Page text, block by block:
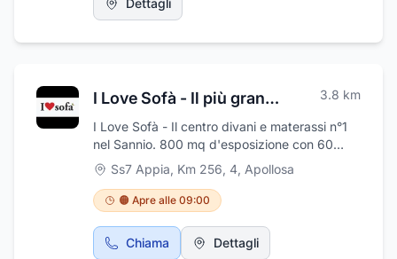
privati e aziende.L’ esperienza acquisita negli
a soddisfare ogni esigenza nel campo della
industriale. certificazioni impianti,
Dettagli
I Love Sofà - Il più grande centro divani e materassi del Sannio 3.8 km
I Love Sofà - Il centro divani e materassi n°1
nel Sannio. 800 mq d'esposizione con 60
modelli di divani in expò, centro materassi con
ampio spazio dedicato e 10 modelli da
testare, poltrone relax con presidio medico,
personale altamente qualificato, solo ed
esclusivamente prodotti "Artigianali" 100%
Made in Italy
Ss7 Appia, Km 256, 4, Apollosa
🟠 Apre alle 09:00
Chiama Dettagli